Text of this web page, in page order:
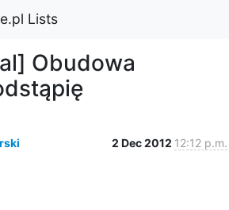
Lists
Obudowa
2 Dec 2012 12:12 p.m.